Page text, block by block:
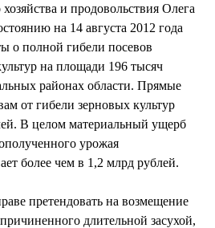
и продовольствия Олега
на 14 августа 2012 года
о полной гибели посевов
на площади 196 тысяч
районах области. Прямые
от гибели зерновых культур
В целом материальный ущерб
урожая
более чем в 1,2 млрд рублей.
претендовать на возмещение
длительной засухой,